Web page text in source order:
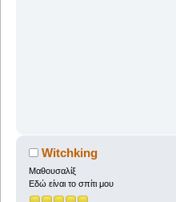
Witchking
Μαθουσαλίξ
Εδώ είναι το σπίτι μου